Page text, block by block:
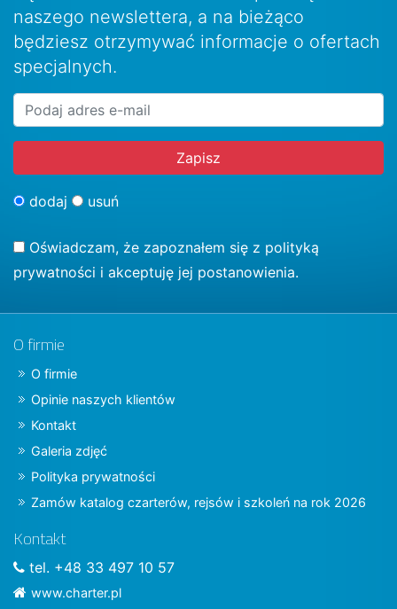
naszego newslettera, a na bieżąco
będziesz otrzymywać informacje o ofertach
specjalnych.
dodaj usuń
Oświadczam, że zapoznałem się z polityką
prywatności i akceptuję jej postanowienia.
O firmie
O firmie
Opinie naszych klientów
Kontakt
Galeria zdjęć
Polityka prywatności
Zamów katalog czarterów, rejsów i szkoleń na rok 2026
Kontakt
tel. +48 33 497 10 57
www.charter.pl